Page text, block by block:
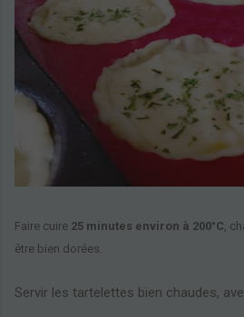
Faire cuire 25 minutes environ à 200°C ,
être bien dorées.
Servir les tartelettes bien chaudes,